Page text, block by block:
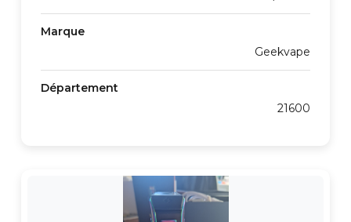
Marque
Geekvape
Département
21600